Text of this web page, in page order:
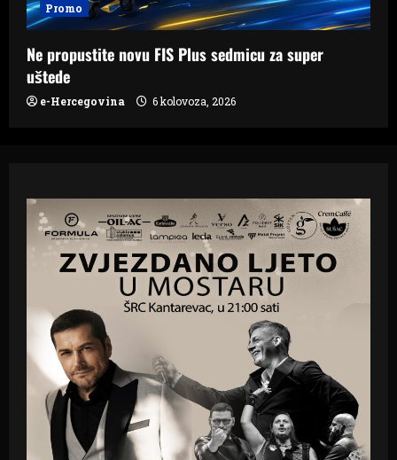
Promo
Ne propustite novu FIS Plus sedmicu za super
uštede
e-Hercegovina 6 kolovoza, 2026